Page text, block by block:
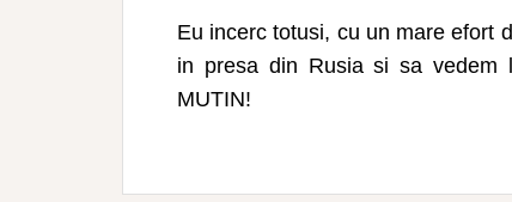
Eu incerc totusi, cu un mare efort
in presa din Rusia si sa vedem
MUTIN!